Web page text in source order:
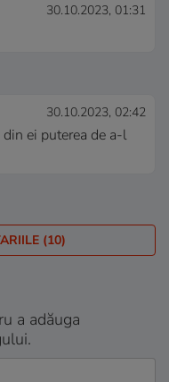
30.10.2023, 01:31
30.10.2023, 02:42
ei puterea de a-l
(10)
a adăuga